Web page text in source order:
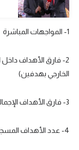
آسيا
أقسام خاصة
تحقيق في الجول
1- المواجهات المباشرة
2- فارق الأهداف
الخارجي بهدفين)
3- فارق الأهداف الإجمالي في الدوري
4- عدد الأهداف المسجلة